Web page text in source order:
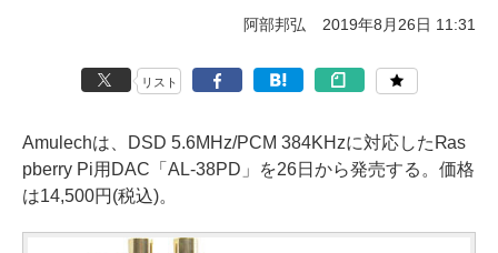
阿部邦弘 2019年8月26日 11:31
リスト
Amulechは、DSD 5.6MHz/PCM 384KHzに対応したRas
pberry Pi用DAC「AL-38PD」を26日から発売する。価格
は14,500円(税込)。